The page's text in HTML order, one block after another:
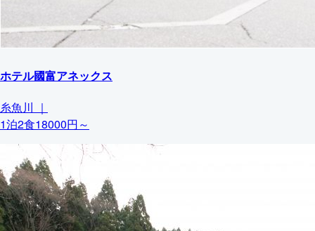
ホテル國富アネックス
糸魚川 ｜
1泊2食18000円～